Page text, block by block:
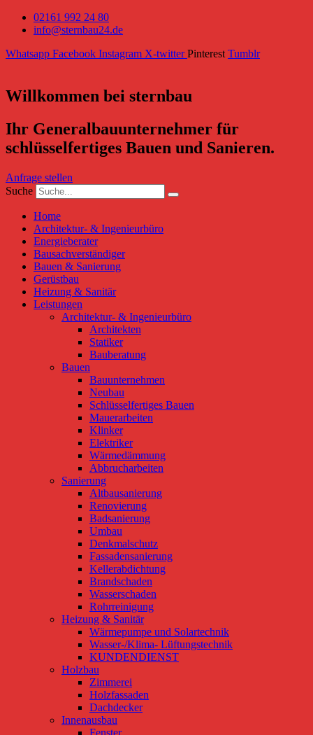
02161 992 24 80
info@sternbau24.de
Whatsapp Facebook Instagram X-twitter Pinterest Tumblr
Willkommen bei sternbau
Ihr Generalbauunternehmer für
schlüsselfertiges Bauen und Sanieren.
Anfrage stellen
Suche
Home
Architektur- & Ingenieurbüro
Energieberater
Bausachverständiger
Bauen & Sanierung
Gerüstbau
Heizung & Sanitär
Leistungen
Architektur- & Ingenieurbüro
Architekten
Statiker
Bauberatung
Bauen
Bauunternehmen
Neubau
Schlüsselfertiges Bauen
Mauerarbeiten
Klinker
Elektriker
Wärmedämmung
Abbrucharbeiten
Sanierung
Altbausanierung
Renovierung
Badsanierung
Umbau
Denkmalschutz
Fassadensanierung
Kellerabdichtung
Brandschaden
Wasserschaden
Rohrreinigung
Heizung & Sanitär
Wärmepumpe und Solartechnik
Wasser-/Klima- Lüftungstechnik
KUNDENDIENST
Holzbau
Zimmerei
Holzfassaden
Dachdecker
Innenausbau
Fenster